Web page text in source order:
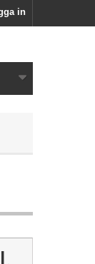
in